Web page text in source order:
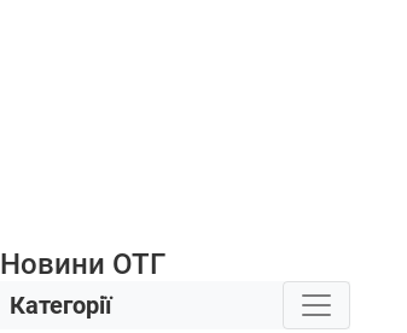
Новини ОТГ
Категорії